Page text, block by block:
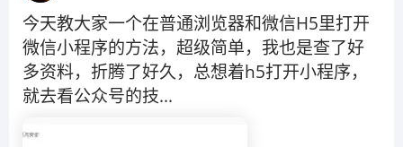
今天教大家一个在普通浏览器和微信H5里打开
微信小程序的方法，超级简单，我也是查了好
多资料，折腾了好久，总想着h5打开小程序，
就去看公众号的技...